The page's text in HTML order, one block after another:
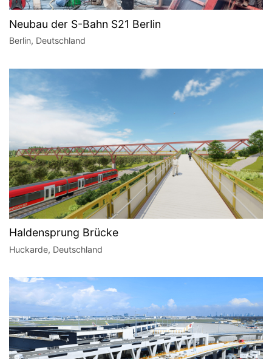
Neubau der S-Bahn S21 Berlin
Berlin, Deutschland
Haldensprung Brücke
Huckarde, Deutschland